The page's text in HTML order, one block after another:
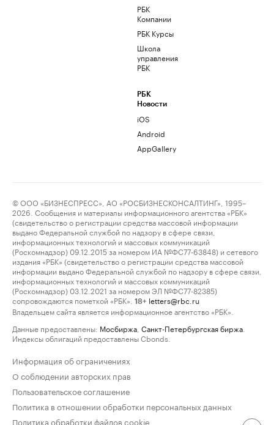
РБК
Компании
РБК Курсы
Школа
управления
РБК
РБК
Новости
iOS
Android
AppGallery
© ООО «БИЗНЕСПРЕСС», АО «РОСБИЗНЕСКОНСАЛТИНГ», 1995–
2026. Сообщения и материалы информационного агентства «РБК»
(свидетельство о регистрации средства массовой информации
выдано Федеральной службой по надзору в сфере связи,
информационных технологий и массовых коммуникаций
(Роскомнадзор) 09.12.2015 за номером ИА №ФС77-63848) и сетевого
издания «РБК» (свидетельство о регистрации средства массовой
информации выдано Федеральной службой по надзору в сфере связи,
информационных технологий и массовых коммуникаций
(Роскомнадзор) 03.12.2021 за номером ЭЛ №ФС77-82385)
сопровождаются пометкой «РБК».
18+ letters@rbc.ru
Владельцем сайта является информационное агентство «РБК».
Данные предоставлены: Мосбиржа Санкт-Петербургская биржа
Индексы облигаций предоставлены Cbonds.
Информация об ограничениях
О соблюдении авторских прав
Пользовательское соглашение
Политика в отношении обработки персональных данных
Политика обработки файлов cookie